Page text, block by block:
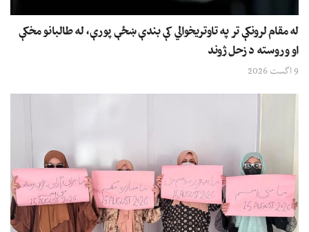
له مقام لرونکې تر په تاوتریخوالي کې بندې ښځې پورې، له طالبانو مخکې
او وروسته د زحل ژوند
9 اگست 2026